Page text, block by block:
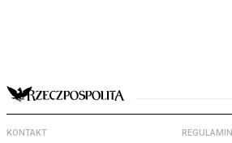
KONTAKT REGULAMIN